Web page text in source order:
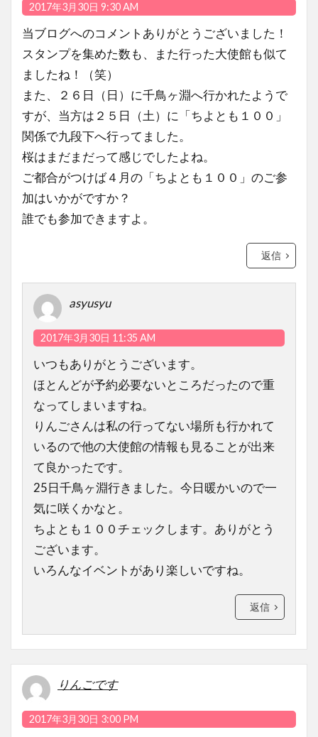
2017年3月30日 9:30 AM
当ブログへのコメントありがとうございました！
スタンプを集めた数も、また行った大使館も似て
ましたね！（笑）
また、２６日（日）に千鳥ヶ淵へ行かれたようで
すが、当方は２５日（土）に「ちよとも１００」
関係で九段下へ行ってました。
桜はまだまだって感じでしたよね。
ご都合がつけば４月の「ちよとも１００」のご参
加はいかがですか？
誰でも参加できますよ。
返信
asyusyu
2017年3月30日 11:35 AM
いつもありがとうございます。
ほとんどが予約必要ないところだったので重
なってしまいますね。
りんごさんは私の行ってない場所も行かれて
いるので他の大使館の情報も見ることが出来
て良かったです。
25日千鳥ヶ淵行きました。今日暖かいので一
気に咲くかなと。
ちよとも１００チェックします。ありがとう
ございます。
いろんなイベントがあり楽しいですね。
返信
りんごです
2017年3月30日 3:00 PM